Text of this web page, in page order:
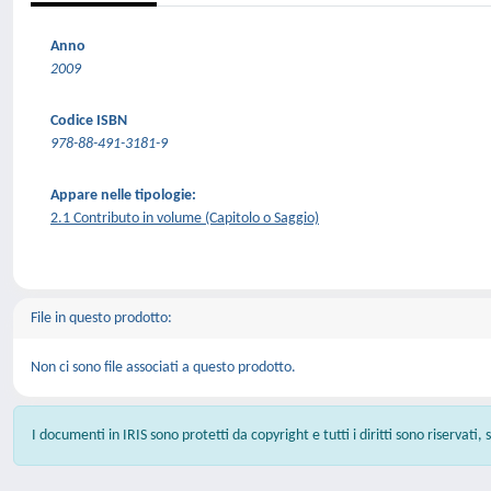
Anno
2009
Codice ISBN
978-88-491-3181-9
Appare nelle tipologie:
2.1 Contributo in volume (Capitolo o Saggio)
File in questo prodotto:
Non ci sono file associati a questo prodotto.
I documenti in IRIS sono protetti da copyright e tutti i diritti sono riservati,